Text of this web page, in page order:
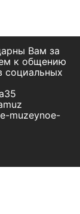
Вам за
к общению
социальных
muzeynoe-